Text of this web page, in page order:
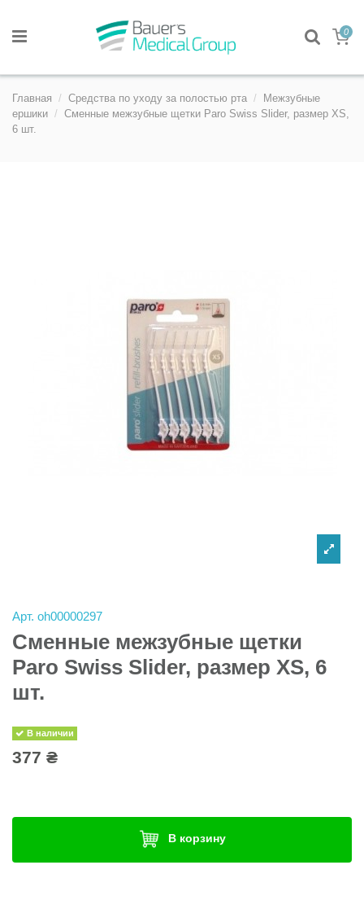
0
Главная Средства по уходу за полостью рта
Межзубные
ершики
Сменные межзубные щетки Paro Swiss Slider, размер XS,
6 шт.
Арт. oh00000297
Сменные межзубные щетки
Paro Swiss Slider, размер XS, 6
шт.
В наличии
377 ₴
В корзину